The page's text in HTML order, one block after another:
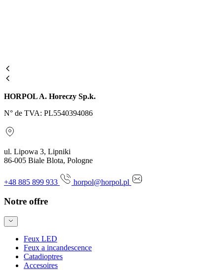
HORPOL A. Horeczy Sp.k.
N° de TVA: PL5540394086
ul. Lipowa 3, Lipniki
86-005 Biale Blota, Pologne
+48 885 899 933 horpol@horpol.pl
Notre offre
Feux LED
Feux a incandescence
Catadioptres
Accesoires